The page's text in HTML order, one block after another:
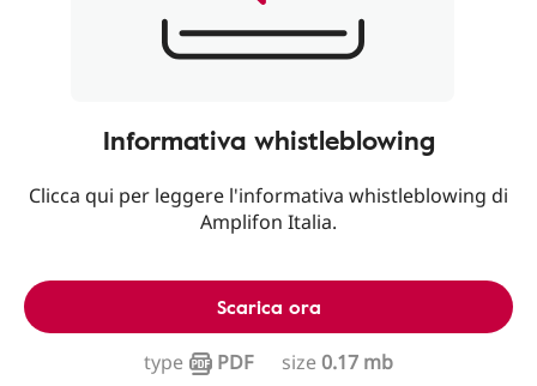
Informativa whistleblowing
Clicca qui per leggere l'informativa whistleblowing di
Amplifon Italia.
Scarica ora
type PDF size 0.17 mb